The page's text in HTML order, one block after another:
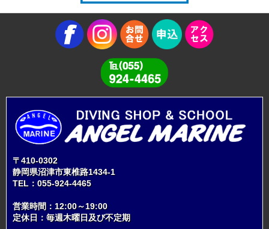
〒410-0302
静岡県沼津市東椎路1434-1
TEL： 055-924-4465
営業時間：12:00～19:00
定休日：毎週木曜日及び不定期